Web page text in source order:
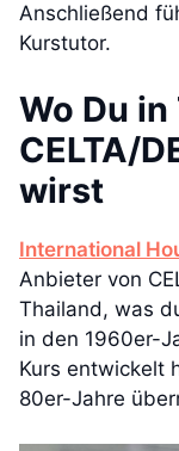
Anschließend
Kurstutor.
Wo Du
CELTA/
wirst
International
Anbieter von
Thailand, was
in den 1960er-
Kurs entwickelt
80er-Jahre